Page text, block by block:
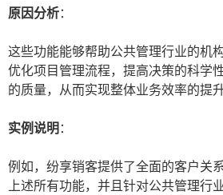
原因分析：
这些功能能够帮助公共管理行业的机
优化项目管理流程，提高决策的科学
的质量，从而实现整体业务效率的提升
实例说明 ：
例如，纷享销客提供了全面的客户关
上述所有功能，并且针对公共管理行